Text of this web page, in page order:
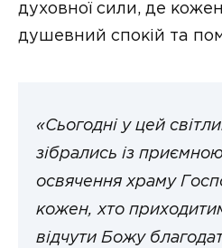
духовної сили, де
душевний спокій та
«Сьогодні у цей
зібрались із
освячення храму
кожен, хто
відчути Божу